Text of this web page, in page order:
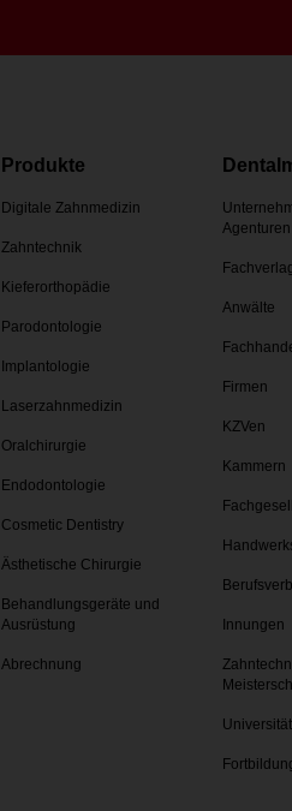
Produkte
Digitale Zahnmedizin
Zahntechnik
Kieferorthopädie
Parodontologie
Implantologie
Laserzahnmedizin
Oralchirurgie
Endodontologie
Cosmetic Dentistry
Ästhetische Chirurgie
Behandlungsgeräte und
Ausrüstung
Abrechnung
Agenturen
Anwälte
Firmen
KZVen
Kammern
Innungen